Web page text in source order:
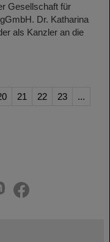
Gesellschaft für
Dr. Katharina
als Kanzler an die
21 22 23
...